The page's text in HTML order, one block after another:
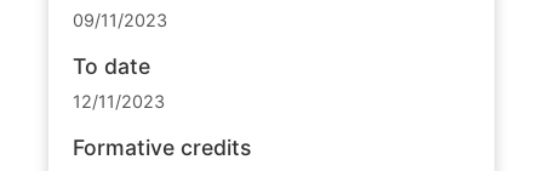
09/11/2023
To date
12/11/2023
Formative credits